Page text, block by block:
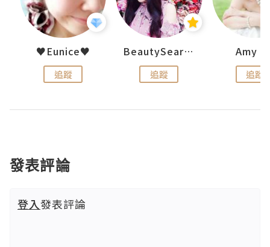
♥Eunice♥
追蹤
BeautySearch
追蹤
Amy
追蹤
發表評論
登入發表評論